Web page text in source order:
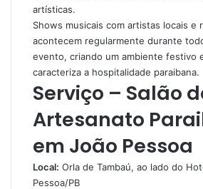
artísticas.
Shows musicais com artistas locais e
acontecem regularmente durante
evento, criando um ambiente festivo
caracteriza a hospitalidade paraibana.
Serviço – Salão
Artesanato
em João Pessoa
Local: Orla de Tambaú, ao lado do
Pessoa/PB